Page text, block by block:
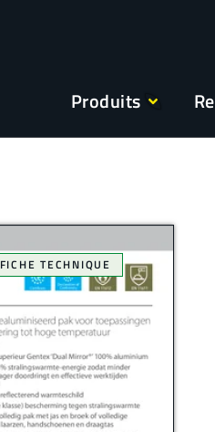
Produits
FICHE TECHNIQUE